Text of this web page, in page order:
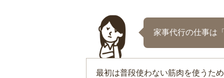
家事代行の仕事は
最初は普段使わない筋肉を使うた